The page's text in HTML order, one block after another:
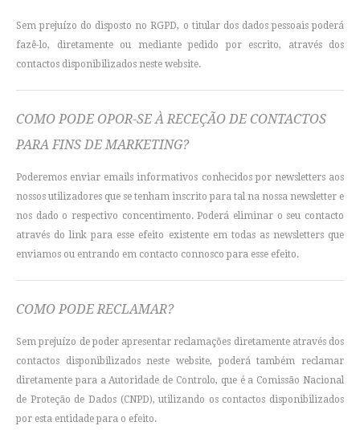
Sem prejuízo do disposto no RGPD, o titular dos dados pessoais poderá
fazê-lo, diretamente ou mediante pedido por escrito, através dos
contactos disponibilizados neste website.
COMO PODE OPOR-SE À RECEÇÃO DE CONTACTOS
PARA FINS DE MARKETING?
Poderemos enviar emails informativos conhecidos por newsletters aos
nossos utilizadores que se tenham inscrito para tal na nossa newsletter e
nos dado o respectivo concentimento. Poderá eliminar o seu contacto
através do link para esse efeito existente em todas as newsletters que
enviamos ou entrando em contacto connosco para esse efeito.
COMO PODE RECLAMAR?
Sem prejuízo de poder apresentar reclamações diretamente através dos
contactos disponibilizados neste website, poderá também reclamar
diretamente para a Autoridade de Controlo, que é a Comissão Nacional
de Proteção de Dados (CNPD), utilizando os contactos disponibilizados
por esta entidade para o efeito.